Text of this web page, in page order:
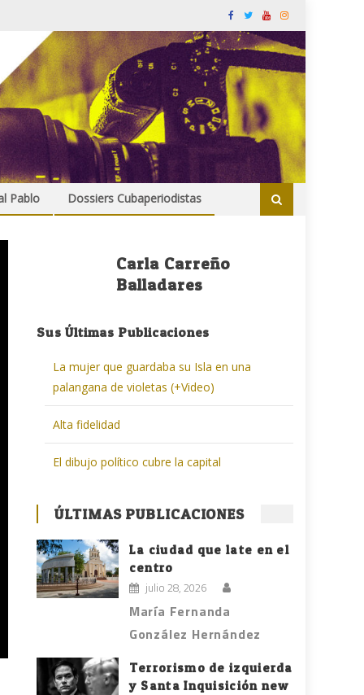
Pablo Dossiers Cubaperiodistas
Carla Carreño
Balladares
Sus Últimas Publicaciones
La mujer que guardaba su Isla en una
palangana de violetas (+Video)
Alta fidelidad
El dibujo político cubre la capital
ÚLTIMAS PUBLICACIONES
La ciudad que late en el
centro
julio 28, 2026
María Fernanda
González Hernández
Terrorismo de izquierda
y Santa Inquisición new